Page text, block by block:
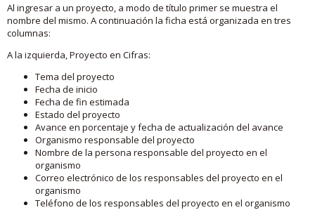
Al ingresar a un proyecto, a modo de título primer se muestra el
nombre del mismo. A continuación la ficha está organizada en tres
columnas:
A la izquierda, Proyecto en Cifras:
Tema del proyecto
Fecha de inicio
Fecha de fin estimada
Estado del proyecto
Avance en porcentaje y fecha de actualización del avance
Organismo responsable del proyecto
Nombre de la persona responsable del proyecto en el
organismo
Correo electrónico de los responsables del proyecto en el
organismo
Teléfono de los responsables del proyecto en el organismo